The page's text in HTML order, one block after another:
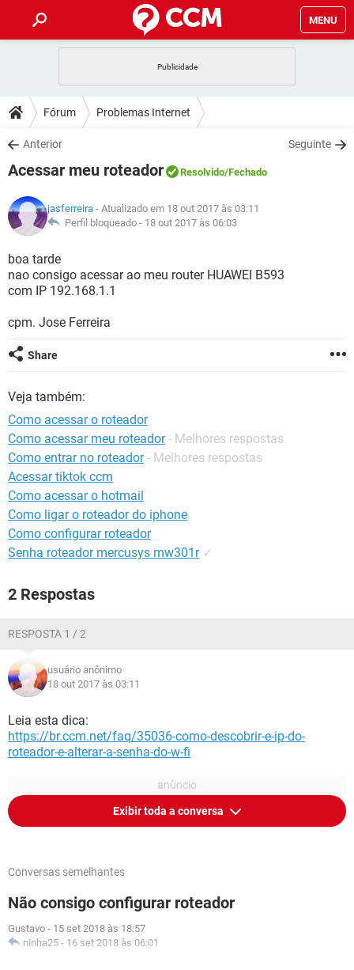
MENU
CELULAR FACEBOOK
OUTLOOK
INSTAGRAM GMAIL
GUIA DE COMPRAS
DICAS
JOGOS WHATSAPP
INSTAGRAM GMAIL
GUIA DE COMPRAS
DOWNLOADS
JOGOS WHATSAPP
CELULAR
OUTLOOK EXCEL
INSTAGRAM
GUIA DE COMPRAS
JOGOS WHATSAPP
CELULAR
OUTLOOK
INSTAGRAM
GUIA DE COMPRAS
GLOSSÁRIO
CELULAR FACEBOOK
INSTAGRAM
GUIA DE COMPRAS
Fórum Problemas Internet
Anterior Seguinte
Acessar meu roteador Resolvido/Fechado
jasferreira - Atualizado em 18 out 2017 às 03:11
Perfil bloqueado - 18 out 2017 às 06:03
boa tarde
nao consigo acessar ao meu router HUAWEI B593
com IP 192.168.1.1
cpm. Jose Ferreira
Share
Veja também:
Como acessar o roteador
Como acessar meu roteador - Melhores respostas
Como entrar no roteador - Melhores respostas
Acessar tiktok ccm
Como acessar o hotmail
Como ligar o roteador do iphone
Como configurar roteador
Senha roteador mercusys mw301r ✓
2 Respostas
RESPOSTA 1 / 2
usuário anônimo
18 out 2017 às 03:11
Leia esta dica:
https://br.ccm.net/faq/35036-como-descobrir-e-ip-do-
roteador-e-alterar-a-senha-do-w-fi
Exibir toda a conversa
Conversas semelhantes
Não consigo configurar roteador
Gustavo - 15 set 2018 às 18:57
ninha25 - 16 set 2018 às 06:01